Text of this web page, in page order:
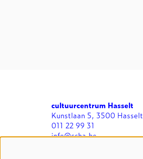
cultuurcentrum Hasselt
Kunstlaan 5, 3500 Hasselt
011 22 99 31
info@ccha.be